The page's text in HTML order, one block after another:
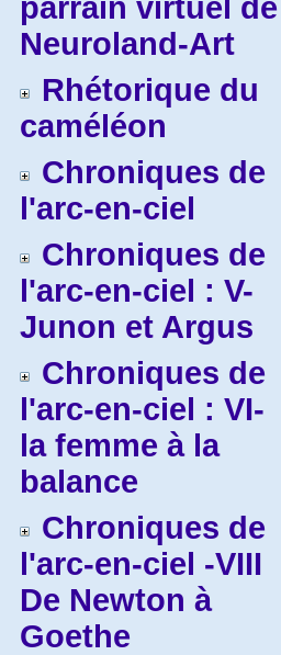
parrain virtuel de
Neuroland-Art
Rhétorique du
caméléon
Chroniques de
l'arc-en-ciel
Chroniques de
l'arc-en-ciel : V-
Junon et Argus
Chroniques de
l'arc-en-ciel : VI-
la femme à la
balance
Chroniques de
l'arc-en-ciel -VIII
De Newton à
Goethe